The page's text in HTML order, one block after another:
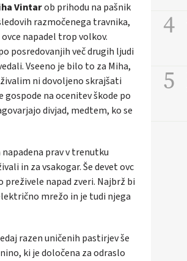
Vintarob prihodu na pašnik
razmočenega travnika,
napadel trop volkov.
posredovanjih več drugih ljudi
Vseeno je bilo to za Miha,
ni dovoljeno skrajšati
na ocenitev škode po
divjad, medtem, ko se
prav v trenutku
in za vsakogar. Še devet ovc
napad zveri. Najbrž bi
mrežo in je tudi njega
razen uničenih pastirjev še
ki je določena za odraslo
4
5